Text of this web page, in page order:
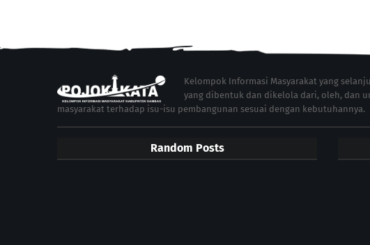
Kelompok Informasi Masyarakat yang
yang dibentuk dan dikelola dari, oleh, dan
masyarakat terhadap isu-isu pembangunan sesuai dengan kebutuhannya.
Random Posts